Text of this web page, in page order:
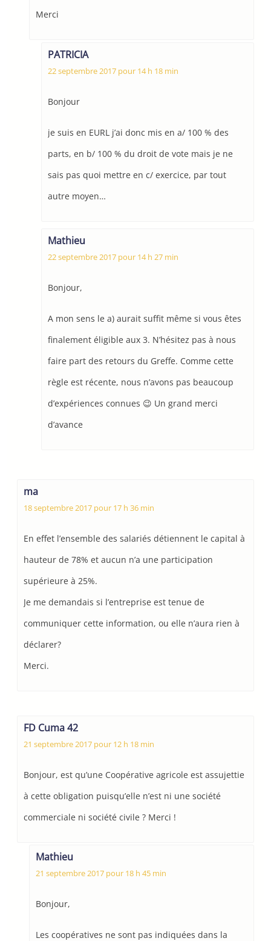
Merci
PATRICIA
22 septembre 2017 pour 14 h 18 min
Bonjour
je suis en EURL j’ai donc mis en a/ 100 % des
parts, en b/ 100 % du droit de vote mais je ne
sais pas quoi mettre en c/ exercice, par tout
autre moyen…
Mathieu
22 septembre 2017 pour 14 h 27 min
Bonjour,
A mon sens le a) aurait suffit même si vous êtes
finalement éligible aux 3. N’hésitez pas à nous
faire part des retours du Greffe. Comme cette
règle est récente, nous n’avons pas beaucoup
d’expériences connues 😉 Un grand merci
d’avance
ma
18 septembre 2017 pour 17 h 36 min
En effet l’ensemble des salariés détiennent le capital à
hauteur de 78% et aucun n’a une participation
supérieure à 25%.
Je me demandais si l’entreprise est tenue de
communiquer cette information, ou elle n’aura rien à
déclarer?
Merci.
FD Cuma 42
21 septembre 2017 pour 12 h 18 min
Bonjour, est qu’une Coopérative agricole est assujettie
à cette obligation puisqu’elle n’est ni une société
commerciale ni société civile ? Merci !
Mathieu
21 septembre 2017 pour 18 h 45 min
Bonjour,
Les coopératives ne sont pas indiquées dans la